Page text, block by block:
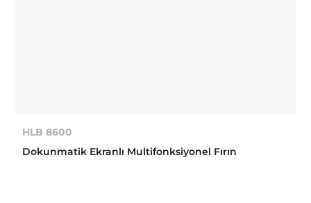
HLB 8600
Dokunmatik Ekranlı Multifonksiyonel Fırın